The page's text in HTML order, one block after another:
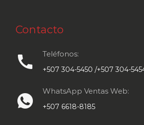
Contacto
call Teléfonos:
+507 304-5450 /+507 304-
WhatsApp Ventas Web:
+507 6618-8185